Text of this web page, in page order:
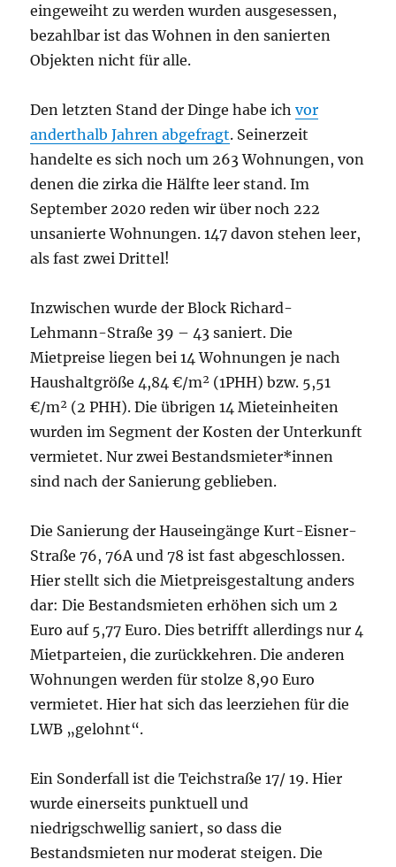
eingeweiht zu werden wurden ausgesessen,
bezahlbar ist das Wohnen in den sanierten
Objekten nicht für alle.
Den letzten Stand der Dinge habe ichvor
anderthalb Jahren abgefragt. Seinerzeit
handelte es sich noch um 263 Wohnungen, von
denen die zirka die Hälfte leer stand. Im
September 2020 reden wir über noch 222
unsanierte Wohnungen. 147 davon stehen leer,
als fast zwei Drittel!
Inzwischen wurde der Block Richard-
Lehmann-Straße 39 – 43 saniert. Die
Mietpreise liegen bei 14 Wohnungen je nach
Haushaltgröße 4,84 €/m² (1PHH) bzw. 5,51
€/m² (2 PHH). Die übrigen 14 Mieteinheiten
wurden im Segment der Kosten der Unterkunft
vermietet. Nur zwei Bestandsmieter*innen
sind nach der Sanierung geblieben.
Die Sanierung der Hauseingänge Kurt-Eisner-
Straße 76, 76A und 78 ist fast abgeschlossen.
Hier stellt sich die Mietpreisgestaltung anders
dar: Die Bestandsmieten erhöhen sich um 2
Euro auf 5,77 Euro. Dies betrifft allerdings nur 4
Mietparteien, die zurückkehren. Die anderen
Wohnungen werden für stolze 8,90 Euro
vermietet. Hier hat sich das leerziehen für die
LWB „gelohnt“.
Ein Sonderfall ist die Teichstraße 17/ 19. Hier
wurde einerseits punktuell und
niedrigschwellig saniert, so dass die
Bestandsmieten nur moderat steigen. Die